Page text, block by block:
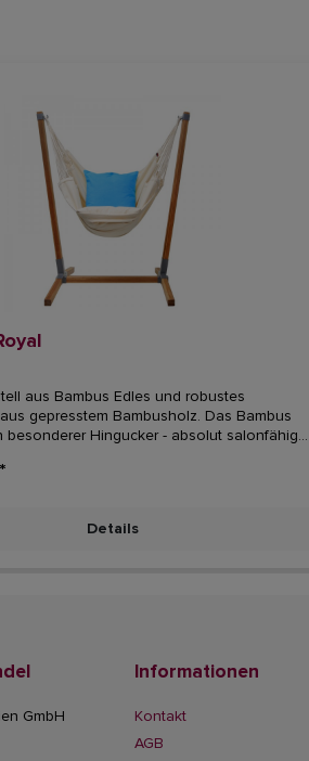
Edles und robustes
gepresstem Bambusholz. Das Bambus
besonderer Hingucker - absolut salonfähig
perfekte Oberflächenverarbeitung sorgen
L - XL geeignet.Höhe / Breite: 170 cm / 150
Details
GmbH
Informationen
Kontakt
AGB